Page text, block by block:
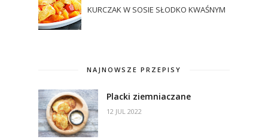
KURCZAK W SOSIE SŁODKO KWAŚNYM
NAJNOWSZE PRZEPISY
Placki ziemniaczane
12 JUL 2022